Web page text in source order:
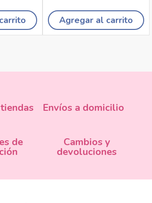
Agregar al carrito
Envíos a domicilio
de Cambios y
devoluciones